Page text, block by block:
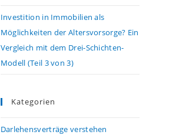
Investition in Immobilien als
Möglichkeiten der Altersvorsorge? Ein
Vergleich mit dem Drei-Schichten-
Modell (Teil 3 von 3)
Kategorien
Darlehensverträge verstehen